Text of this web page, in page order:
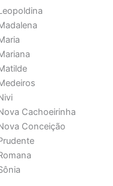
Cachoeirinha
Conceição